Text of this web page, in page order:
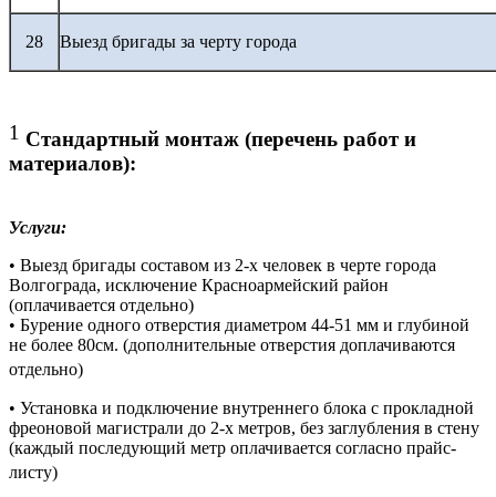
28 Выезд бригады за черту города
1 Стандартный монтаж (перечень работ и
материалов):
Услуги:
• Выезд бригады составом из 2-х человек в черте города
Волгограда, исключение Красноармейский район
(оплачивается отдельно)
• Бурение одного отверстия диаметром 44-51 мм и глубиной
не более 80см. (дополнительные отверстия доплачиваются
отдельно)
• Установка и подключение внутреннего блока с прокладной
фреоновой магистрали до 2-х метров, без заглубления в стену
(каждый последующий метр оплачивается согласно прайс-
листу)